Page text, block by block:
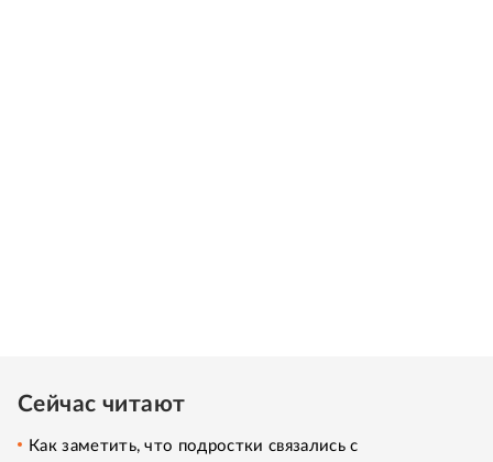
Сейчас читают
Как заметить, что подростки связались с